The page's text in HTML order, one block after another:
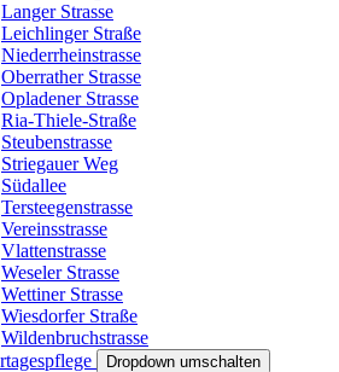
Langer Strasse
Leichlinger Straße
Niederrheinstrasse
Oberrather Strasse
Opladener Strasse
Ria-Thiele-Straße
Steubenstrasse
Striegauer Weg
Südallee
Tersteegenstrasse
Vereinsstrasse
Vlattenstrasse
Weseler Strasse
Wettiner Strasse
Wiesdorfer Straße
Wildenbruchstrasse
Dropdown umschalten